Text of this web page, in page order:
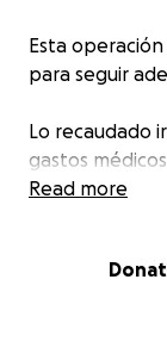
Esta
para seguir
Lo recaudado
gastos
urgente.
amigos y seres
Read more